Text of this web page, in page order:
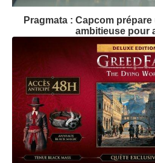
Pragmata : Capcom
ambitieuse pour